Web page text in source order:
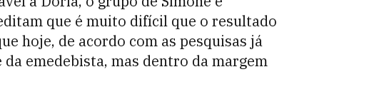
que é muito difícil que o resultado
hoje, de acordo com as pesquisas já
emedebista, mas dentro da margem